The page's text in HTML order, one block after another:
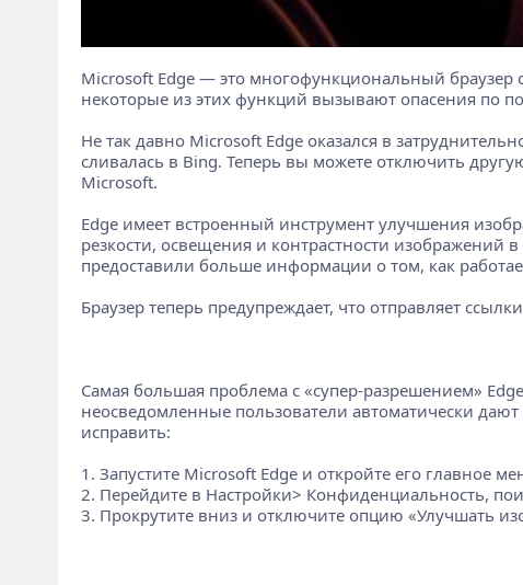
Microsoft Edge — это многофункциональный
некоторые из этих функций вызывают опасения по
Не так давно Microsoft Edge оказался в
сливалась в Bing. Теперь вы можете отключить
Microsoft.
Edge имеет встроенный инструмент улучшения
резкости, освещения и контрастности изображений
предоставили больше информации о том, как
Браузер теперь предупреждает, что отправляет
Самая большая проблема с «супер-разрешением»
неосведомленные пользователи автоматически
исправить:
1. Запустите Microsoft Edge и откройте его главное
2. Перейдите в Настройки> Конфиденциальность,
3. Прокрутите вниз и отключите опцию «Улучшать